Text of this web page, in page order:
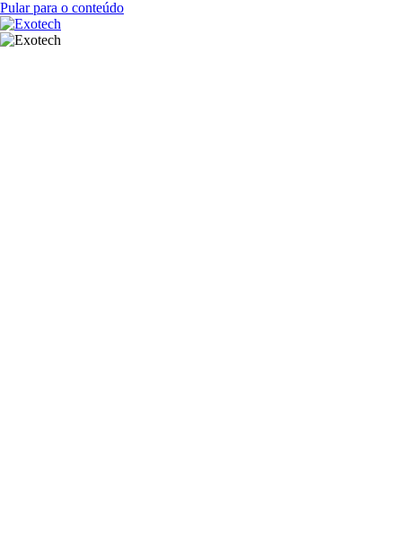
Pular para o conteúdo